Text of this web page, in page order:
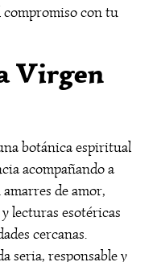
con tu
Virgen
botánica espiritual
acompañando a
de amor,
lecturas esotéricas
cercanas.
seria, responsable y